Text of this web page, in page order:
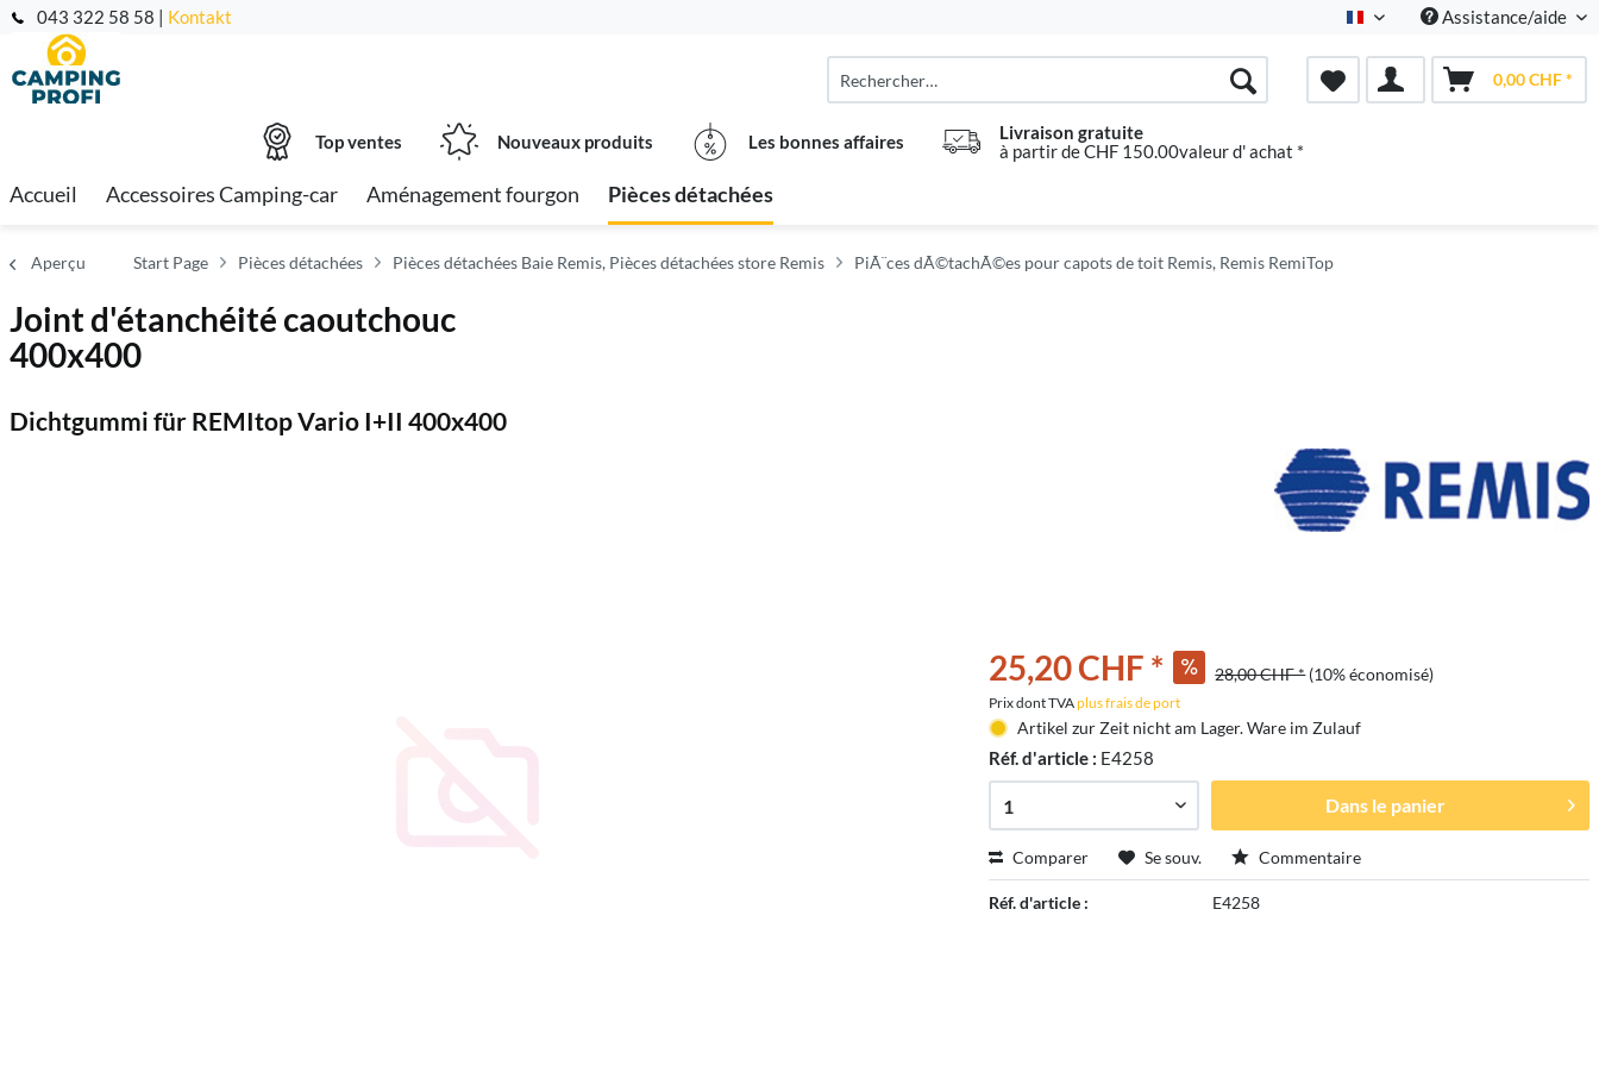
043 322 58 58 | Kontakt FranzösischAssistance/aide
0,00 CHF *
Top ventes Nouveaux produits Les bonnes affaires
Livraison gratuite
à partir de CHF 150.00valeur d' achat *
Accueil Accessoires Camping-car Aménagement fourgon Pièces détachées
Aperçu Start Page Pièces détachées Pièces détachées Baie Remis, Pièces détachées store Remis PiÃ¨ces dÃ©tachÃ©es pour capots de toit Remis, Remis RemiTop
Joint d'étanchéité caoutchouc
400x400
Dichtgummi für REMItop Vario I+II 400x400
25,20 CHF * 28,00 CHF * (10% économisé)
Prix dont TVAplus frais de port
Artikel zur Zeit nicht am Lager. Ware im Zulauf
Réf. d'article : E4258
Dans le panier
Comparer Se souv. Commentaire
Réf. d'article : E4258